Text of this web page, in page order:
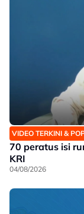
VIDEO TERKINI &
70 peratus isi
KRI
04/08/2026